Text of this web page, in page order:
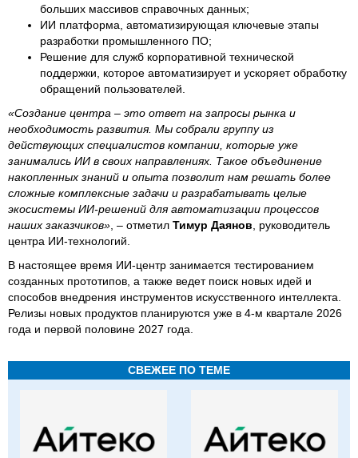
больших массивов справочных данных;
ИИ платформа, автоматизирующая ключевые этапы
разработки промышленного ПО;
Решение для служб корпоративной технической
поддержки, которое автоматизирует и ускоряет обработку
обращений пользователей.
«Создание центра – это ответ на запросы рынка и
необходимость развития. Мы собрали группу из
действующих специалистов компании, которые уже
занимались ИИ в своих направлениях. Такое объединение
накопленных знаний и опыта позволит нам решать более
сложные комплексные задачи и разрабатывать целые
экосистемы ИИ-решений для автоматизации процессов
наших заказчиков» , – отметил Тимур Даянов , руководитель
центра ИИ-технологий.
В настоящее время ИИ-центр занимается тестированием
созданных прототипов, а также ведет поиск новых идей и
способов внедрения инструментов искусственного интеллекта.
Релизы новых продуктов планируются уже в 4-м квартале 2026
года и первой половине 2027 года.
СВЕЖЕЕ ПО ТЕМЕ